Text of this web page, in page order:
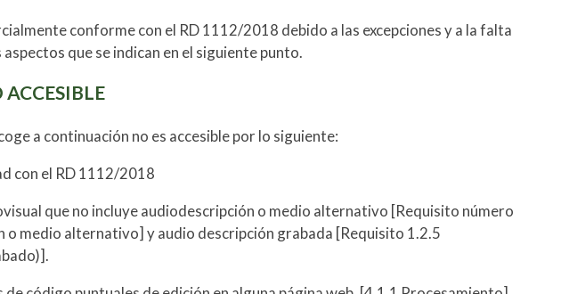
conforme con el RD 1112/2018 debido a las excepciones y a la falta
que se indican en el siguiente punto.
a continuación no es accesible por lo siguiente:
con el RD 1112/2018
que no incluye audiodescripción o medio alternativo [Requisito número
o medio alternativo] y audio descripción grabada [Requisito 1.2.5